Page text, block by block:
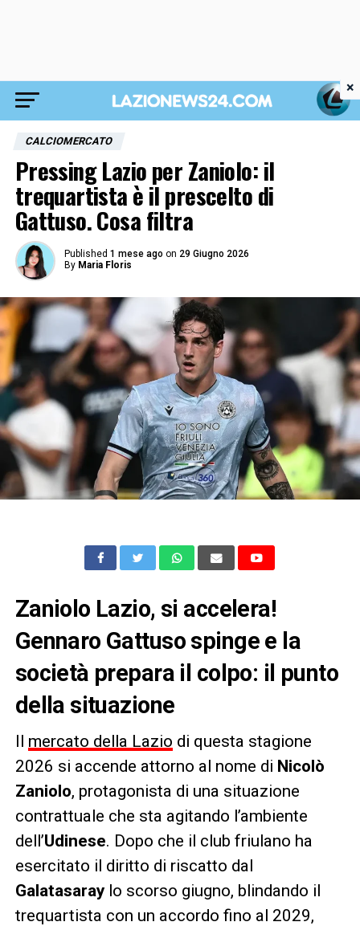
CALCIOMERCATO
Pressing Lazio per Zaniolo: il
trequartista è il prescelto di
Gattuso. Cosa filtra
Published 1 mese ago on 29 Giugno 2026
By Maria Floris
Zaniolo Lazio, si accelera!
Gennaro Gattuso spinge e la
società prepara il colpo: il punto
della situazione
Il mercato della Lazio di questa stagione
2026 si accende attorno al nome di Nicolò
Zaniolo, protagonista di una situazione
contrattuale che sta agitando l’ambiente
dell’Udinese. Dopo che il club friulano ha
esercitato il diritto di riscatto dal
Galatasaraylo scorso giugno, blindando il
trequartista con un accordo fino al 2029,
×